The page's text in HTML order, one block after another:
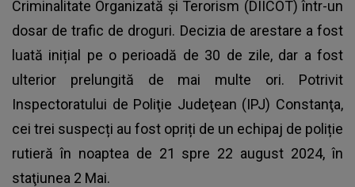
Criminalitate Organizată şi Terorism (DIICOT) într-un
dosar de trafic de droguri. Decizia de arestare a fost
luată inițial pe o perioadă de 30 de zile, dar a fost
ulterior prelungită de mai multe ori. Potrivit
Inspectoratului de Poliţie Judeţean (IPJ) Constanţa,
cei trei suspecți au fost opriți de un echipaj de poliție
rutieră în noaptea de 21 spre 22 august 2024, în
staţiunea 2 Mai.